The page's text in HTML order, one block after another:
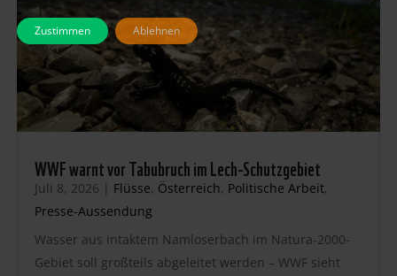
WWF warnt vor Tabubruch im Lech-Schutzgebiet
Juli 8, 2026 | Flüsse, Österreich, Politische Arbeit,
Presse-Aussendung
Wasser aus intaktem Namloserbach im Natura-2000-
Gebiet soll großteils abgeleitet werden – WWF sieht
Zustimmen Ablehnen